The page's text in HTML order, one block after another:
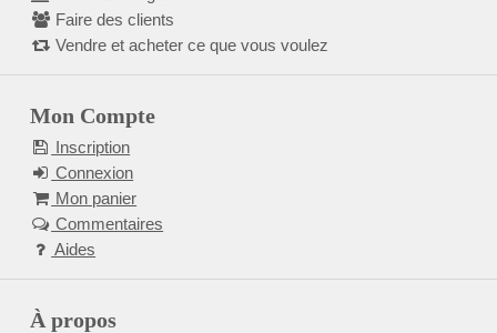
Faire des clients
Vendre et acheter ce que vous voulez
Mon Compte
Inscription
Connexion
Mon panier
Commentaires
Aides
À propos